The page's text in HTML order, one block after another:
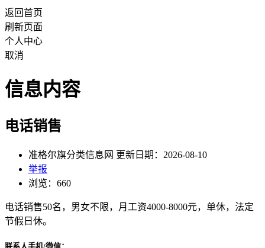
返回首页
刷新页面
个人中心
取消
信息内容
电话销售
准格尔旗分类信息网 更新日期：2026-08-10
举报
浏览：660
电话销售50名，男女不限，月工资4000-8000元，单休，法定
节假日休。